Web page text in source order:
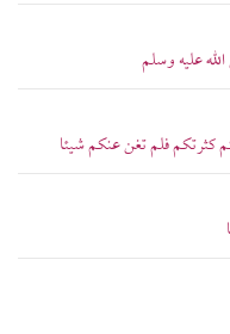
عليه وسلم
كثرتكم فلم تغن عنكم شيئا